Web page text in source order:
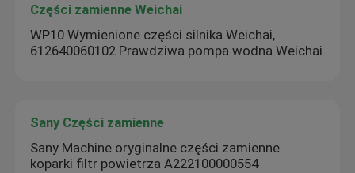
Części zamienne Weichai
WP10 Wymienione części silnika Weichai,
612640060102 Prawdziwa pompa wodna Weichai
Sany Części zamienne
Sany Machine oryginalne części zamienne
koparki filtr powietrza A222100000554